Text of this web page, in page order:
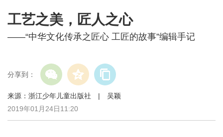
工艺之美，匠人之心
——“中华文化传承之匠心 工匠的故事”编辑手记
分享到：
来源：浙江少年儿童出版社 | 吴颖
2019年01月24日11:20